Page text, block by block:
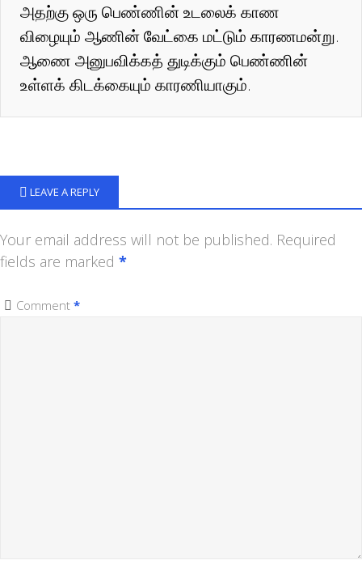
அதற்கு ஒரு பெண்ணின் உடலைக் காண
விழையும் ஆணின் வேட்கை மட்டும் காரணமன்று.
ஆணை அனுபவிக்கத் துடிக்கும் பெண்ணின்
உள்ளக் கிடக்கையும் காரணியாகும்.
LEAVE A REPLY
Your email address will not be published. Required
fields are marked *
Comment *